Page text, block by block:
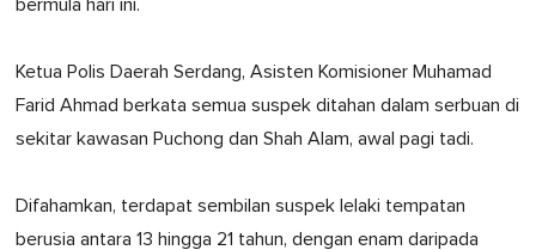
bermula hari ini.
Ketua Polis Daerah Serdang, Asisten Komisioner Muhamad
Farid Ahmad berkata semua suspek ditahan dalam serbuan di
sekitar kawasan Puchong dan Shah Alam, awal pagi tadi.
Difahamkan, terdapat sembilan suspek lelaki tempatan
berusia antara 13 hingga 21 tahun, dengan enam daripada